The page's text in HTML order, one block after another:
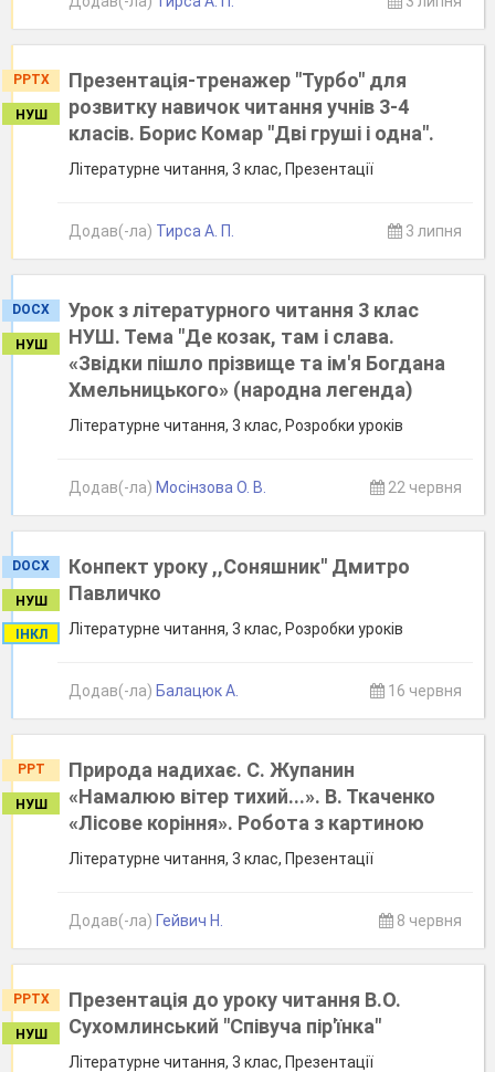
PPTX
НУШ
Презентація-тренажер "Турбо" для
розвитку навичок читання учнів 3-4
класів. Борис Комар "Дві груші і одна".
Літературне читання, 3 клас, Презентації
Додав(-ла) Тирса А. П. 3 липня
DOCX
НУШ
Урок з літературного читання 3 клас
НУШ. Тема "Де козак, там і слава.
«Звідки пішло прізвище та ім'я Богдана
Хмельницького» (народна легенда)
Літературне читання, 3 клас, Розробки уроків
Додав(-ла) Мосінзова О. В. 22 червня
DOCX
НУШ
ІНКЛ
Конпект уроку ,,Соняшник'' Дмитро
Павличко
Літературне читання, 3 клас, Розробки уроків
Додав(-ла) Балацюк А. 16 червня
PPT
НУШ
Природа надихає. С. Жупанин
«Намалюю вітер тихий...». В. Ткаченко
«Лісове коріння». Робота з картиною
Літературне читання, 3 клас, Презентації
Додав(-ла) Гейвич Н. 8 червня
PPTX
НУШ
Презентація до уроку читання В.О.
Сухомлинський "Співуча пір'їнка"
Літературне читання, 3 клас, Презентації